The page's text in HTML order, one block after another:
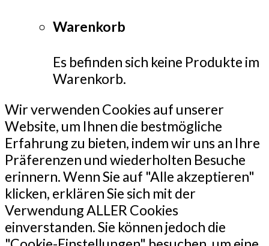
Warenkorb
Es befinden sich keine Produkte im
Warenkorb.
Wir verwenden Cookies auf unserer
Website, um Ihnen die bestmögliche
Erfahrung zu bieten, indem wir uns an Ihre
Präferenzen und wiederholten Besuche
erinnern. Wenn Sie auf "Alle akzeptieren"
klicken, erklären Sie sich mit der
Verwendung ALLER Cookies
einverstanden. Sie können jedoch die